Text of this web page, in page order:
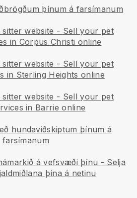
þínum á farsímanum
website - Sell your pet
in Corpus Christi online
website - Sell your pet
in Sterling Heights online
website - Sell your pet
in Barrie online
hundaviðskiptum þínum á
farsímanum
á vefsvæði þínu - Selja
þína á netinu